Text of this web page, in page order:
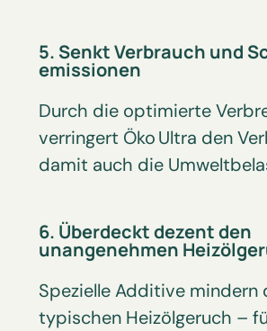
5. Senkt Verbrauch und
emissionen
Durch die optimierte
verringert Öko Ultra den
damit auch die
6. Überdeckt dezent den
unangenehmen
Spezielle Additive mindern
typischen Heizöl­geruch –